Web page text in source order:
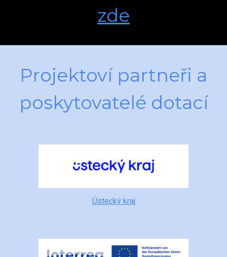
zde
Projektoví partneři a
poskytovatelé dotací
Ústecký kraj